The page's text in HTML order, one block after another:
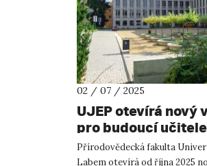
02 / 07 / 2025
UJEP otevírá nový
pro budoucí
oborů
Přírodovědecká fakulta
Labem otevírá od října 2025